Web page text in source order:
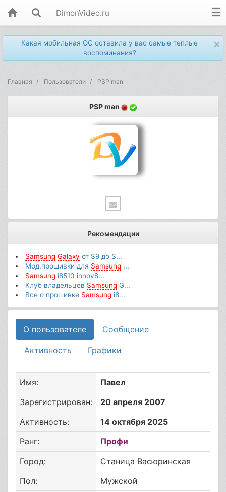
DimonVideo.ru
×
Какая мобильная ОС оставила у вас самые теплые
воспоминания?
Главная Пользователи PSP man
PSP man
Рекомендации
Samsung Galaxy от S9 до S...
Мод.прошивки для Samsung ...
Samsung i8510 innov8...
Клуб владельцев Samsung G...
Все о прошивке Samsung i8...
О пользователе Сообщение
Активность Графики
Имя:
Павел
Зарегистрирован:
20 апреля 2007
Активность:
14 октября 2025
Ранг:
Профи
Город:
Станица Васюринская
Пол:
Мужской